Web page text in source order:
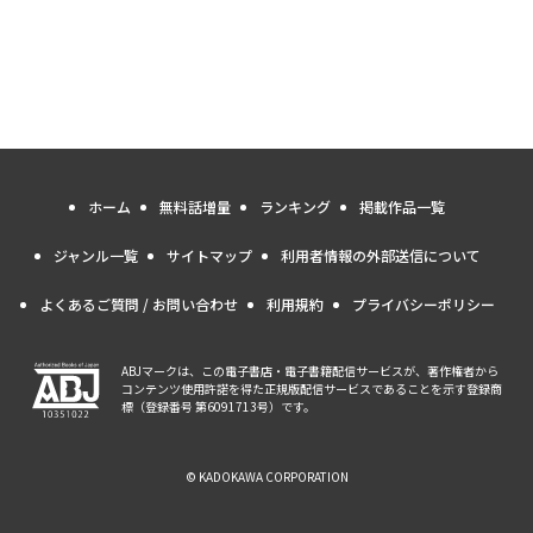
ホーム 無料話増量 ランキング 掲載作品一覧
ジャンル一覧 サイトマップ 利用者情報の外部送信について
よくあるご質問 / お問い合わせ 利用規約 プライバシーポリシー
ABJマークは、この電子書店・電子書籍配信サービスが、著作権者から
コンテンツ使用許諾を得た正規版配信サービスであることを示す登録商
標（登録番号 第6091713号）です。
© KADOKAWA CORPORATION